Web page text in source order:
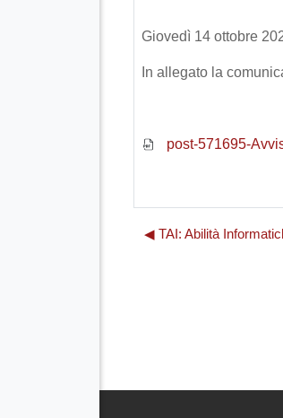
Giovedì 14 ottobre
In allegato la
post-571695-
◀︎ TAI: Abilità